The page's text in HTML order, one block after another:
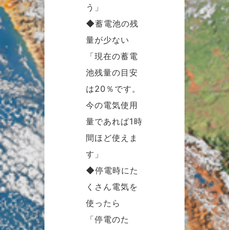
う」
◆蓄電池の残
量が少ない
「現在の蓄電
池残量の目安
は20％です。
今の電気使用
量であれば1時
間ほど使えま
す」
◆停電時にた
くさん電気を
使ったら
「停電のた